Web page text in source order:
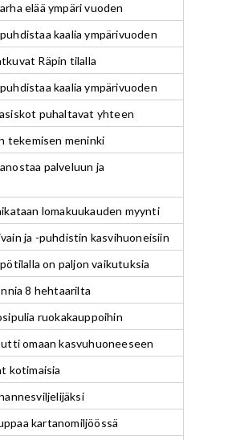
elää ympäri vuoden
kaalia ympärivuoden
Räpin tilalla
kaalia ympärivuoden
puhaltavat yhteen
tekemisen meninki
palveluun ja
lomakuukauden myynti
ja -puhdistin kasvihuoneisiin
on paljon vaikutuksia
8 hehtaarilta
ruokakauppoihin
omaan kasvuhuoneeseen
kotimaisia
kartanomiljöössä